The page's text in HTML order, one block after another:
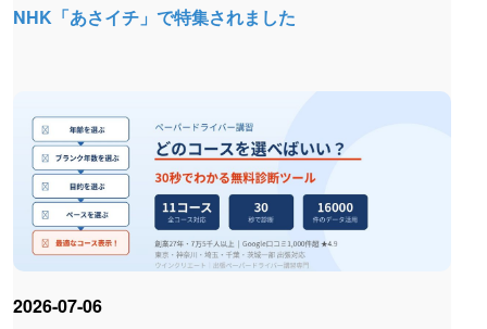
NHK「あさイチ」で特集されました
2026-07-06